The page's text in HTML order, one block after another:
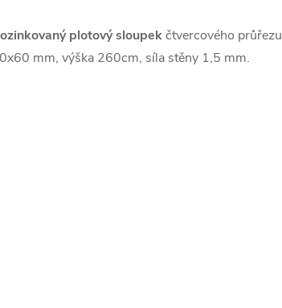
plotový sloupekčtvercového průřezu
mm, výška 260cm, síla stěny 1,5 mm.